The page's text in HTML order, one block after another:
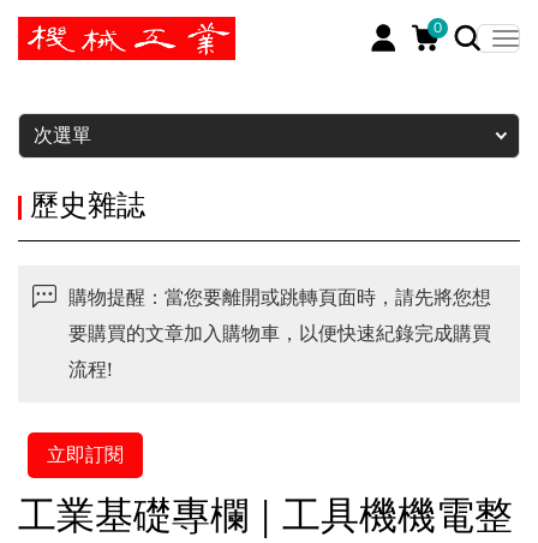
0
暫停
次選單
歷史雜誌
購物提醒：當您要離開或跳轉頁面時，請先將您想
要購買的文章加入購物車，以便快速紀錄完成購買
流程!
立即訂閱
工業基礎專欄 | 工具機機電整